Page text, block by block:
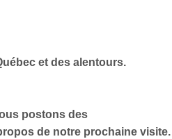
et des alentours.
postons des
de notre prochaine visite.